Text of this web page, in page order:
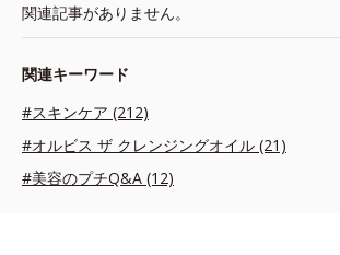
関連記事がありません。
関連キーワード
#スキンケア (212)
#オルビス ザ クレンジングオイル (21)
#美容のプチQ&A (12)